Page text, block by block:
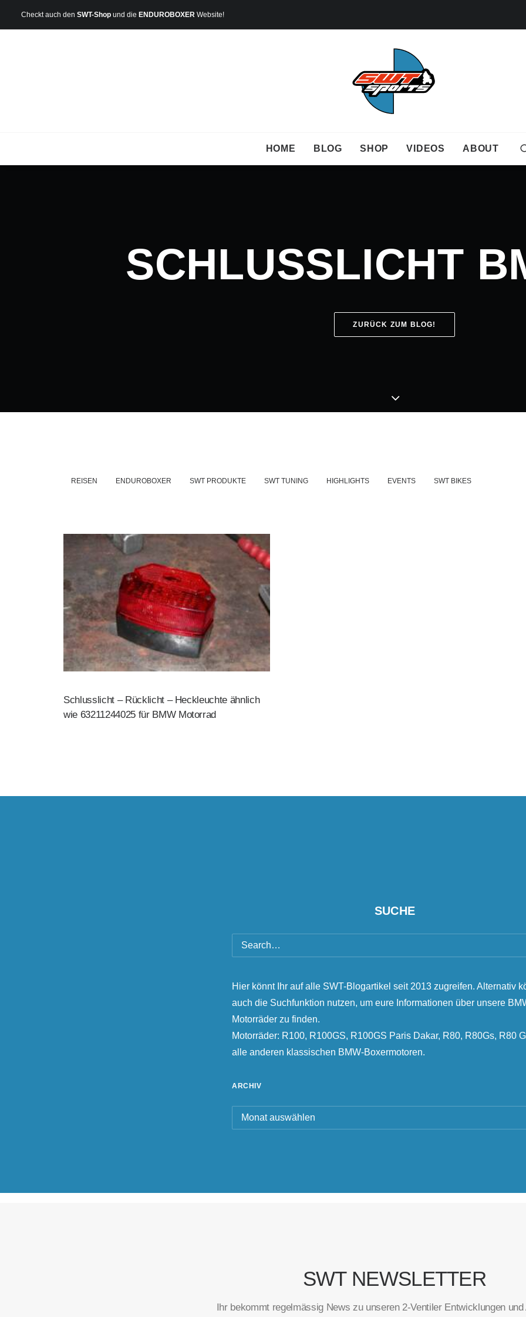
Checkt auch den SWT-Shop und die ENDUROBOXER Website!
HOME BLOG SHOP VIDEOS ABOUT
SCHLUSSLICHT
ZURÜCK ZUM BLOG!
REISEN ENDUROBOXER SWT PRODUKTE SWT TUNING HIGHLIGHTS EVENTS SWT BIKES
Schlusslicht – Rücklicht – Heckleuchte ähnlich
wie 63211244025 für BMW Motorrad
SUCHE
Hier könnt Ihr auf alle SWT-Blogartikel seit 2013 zugreifen. Alternativ
auch die Suchfunktion nutzen, um eure Informationen über unsere
Motorräder zu finden.
Motorräder: R100, R100GS, R100GS Paris Dakar, R80, R80Gs, R80
alle anderen klassischen BMW-Boxermotoren.
ARCHIV
Archiv
SWT NEWSLETTER
Ihr bekommt regelmässig News zu unseren 2-Ventiler Entwicklungen und